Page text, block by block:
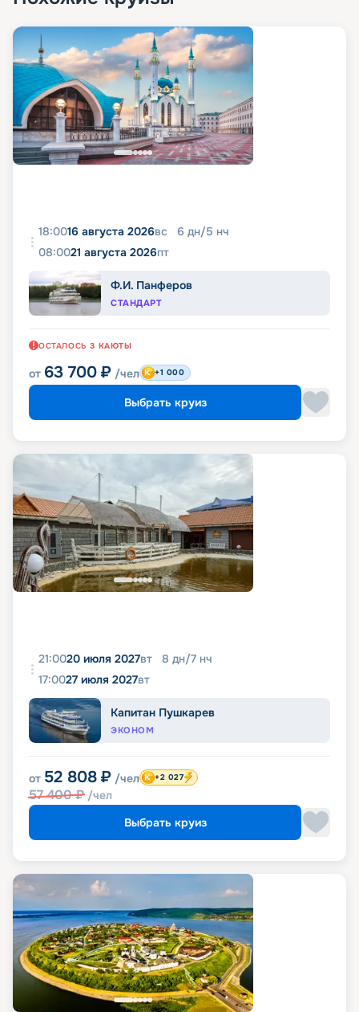
18:0016 августа 2026вс 6 дн/5 нч
08:0021 августа 2026пт
Ф.И. Панферов
СТАНДАРТ
ОСТАЛОСЬ 3 КАЮТЫ
от 63 700 ₽ /чел +1 000
Выбрать круиз
21:0020 июля 2027вт 8 дн/7 нч
17:0027 июля 2027вт
Капитан Пушкарев
ЭКОНОМ
от 52 808 ₽ /чел
57 400₽ /чел
+2 027
Выбрать круиз